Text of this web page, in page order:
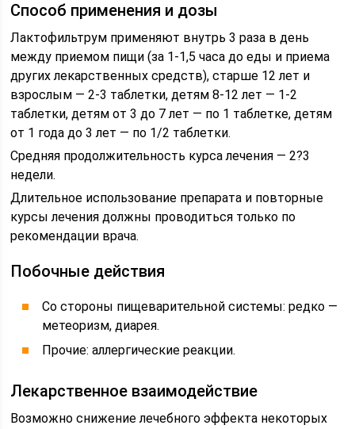
Способ применения и дозы
Лактофильтрум применяют внутрь 3 раза в день
между приемом пищи (за 1-1,5 часа до еды и приема
других лекарственных средств), старше 12 лет и
взрослым — 2-3 таблетки, детям 8-12 лет — 1-2
таблетки, детям от 3 до 7 лет — по 1 таблетке, детям
от 1 года до 3 лет — по 1/2 таблетки.
Средняя продолжительность курса лечения — 2?3
недели.
Длительное использование препарата и повторные
курсы лечения должны проводиться только по
рекомендации врача.
Побочные действия
Со стороны пищеварительной системы: редко —
метеоризм, диарея.
Прочие: аллергические реакции.
Лекарственное взаимодействие
Возможно снижение лечебного эффекта некоторых